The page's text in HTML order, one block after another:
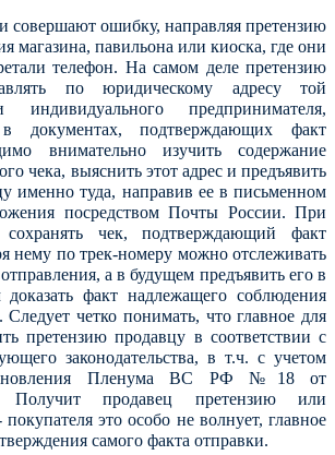
совершают ошибку, направляя претензию
магазина, павильона или киоска, где они
телефон. На самом деле претензию
по юридическому адресу той
индивидуального предпринимателя,
документах, подтверждающих факт
внимательно изучить содержание
чека, выяснить этот адрес и предъявить
именно туда, направив ее в письменном
посредством Почты России. При
чек, подтверждающий факт
нему по трек-номеру можно отслеживать
а в будущем предъявить его в
факт надлежащего соблюдения
Следует четко понимать, что главное для
претензию продавцу в соответствии с
законодательства, в т.ч. с учетом
Пленума ВС РФ №18 от
Получит продавец претензию или
это особо не волнует, главное
самого факта отправки.